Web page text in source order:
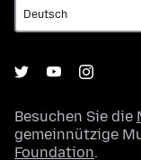
Besuchen Sie die
gemeinnützige
Foundation.